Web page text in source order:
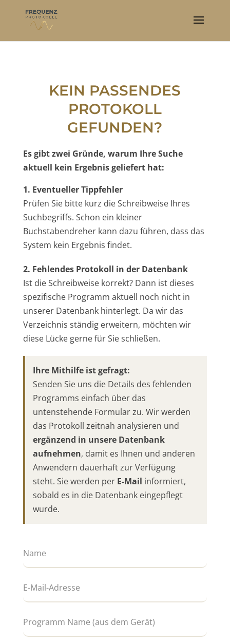
KEIN PASSENDES
PROTOKOLL
GEFUNDEN?
Es gibt zwei Gründe, warum Ihre Suche
aktuell kein Ergebnis geliefert hat:
1. Eventueller Tippfehler
Prüfen Sie bitte kurz die Schreibweise Ihres
Suchbegriffs. Schon ein kleiner
Buchstabendreher kann dazu führen, dass das
System kein Ergebnis findet.
2. Fehlendes Protokoll in der Datenbank
Ist die Schreibweise korrekt? Dann ist dieses
spezifische Programm aktuell noch nicht in
unserer Datenbank hinterlegt. Da wir das
Verzeichnis ständig erweitern, möchten wir
diese Lücke gerne für Sie schließen.
Ihre Mithilfe ist gefragt:
Senden Sie uns die Details des fehlenden
Programms einfach über das
untenstehende Formular zu. Wir werden
das Protokoll zeitnah analysieren und
ergänzend in unsere Datenbank
aufnehmen, damit es Ihnen und anderen
Anwendern dauerhaft zur Verfügung
steht. Sie werden per E-Mail informiert,
sobald es in die Datenbank eingepflegt
wurde.